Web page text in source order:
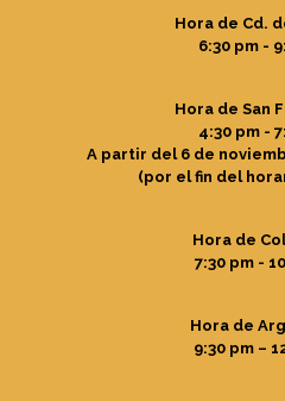
Hora de Cd.
6:30 pm -
Hora de San
4:30 pm -
A partir del 6 de
(por el fin del
Hora de
7:30 pm -
Hora de
9:30 pm –